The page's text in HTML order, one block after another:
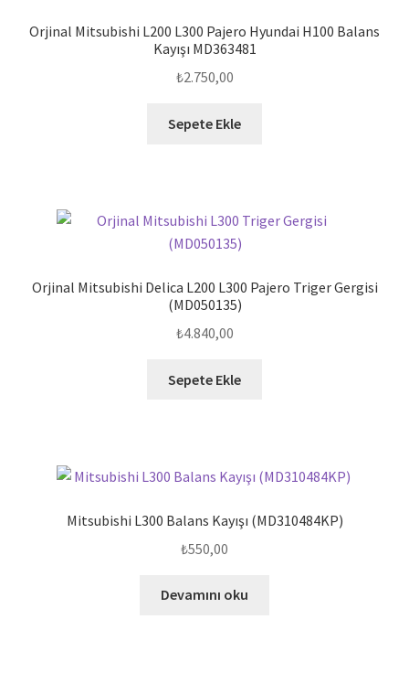
Orjinal Mitsubishi L200 L300 Pajero Hyundai H100 Balans
Kayışı MD363481
₺2.750,00
Sepete Ekle
Orjinal Mitsubishi Delica L200 L300 Pajero Triger Gergisi
(MD050135)
₺4.840,00
Sepete Ekle
Mitsubishi L300 Balans Kayışı (MD310484KP)
₺550,00
Devamını oku